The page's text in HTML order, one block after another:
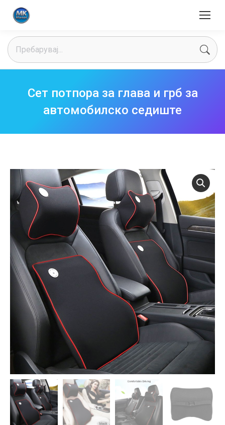
Search:
Сет потпора за глава и грб за
автомобилско седиште